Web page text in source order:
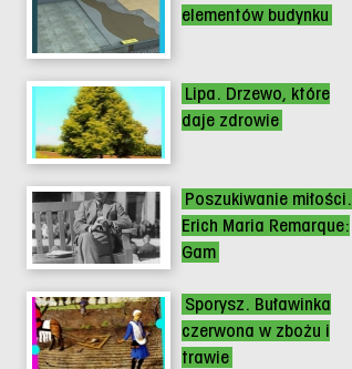
elementów budynku
Lipa. Drzewo, które
daje zdrowie
Poszukiwanie miłości.
Erich Maria Remarque:
Gam
Sporysz. Buławinka
czerwona w zbożu i
trawie